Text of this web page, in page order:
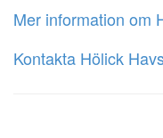
Mer information om
Kontakta Hölick